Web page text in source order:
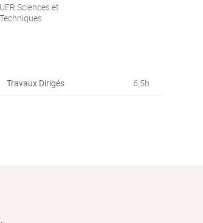
UFR Sciences et
Techniques
Travaux Dirigés 6,5h